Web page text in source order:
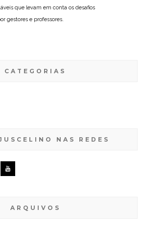
que levam em conta os desafios
gestores e professores.
CATEGORIAS
NAS REDES
ARQUIVOS